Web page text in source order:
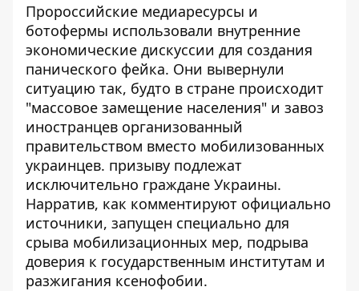
Пророссийские медиаресурсы и
ботофермы использовали внутренние
экономические дискуссии для создания
панического фейка. Они вывернули
ситуацию так, будто в стране происходит
"массовое замещение населения" и завоз
иностранцев организованный
правительством вместо мобилизованных
украинцев. призыву подлежат
исключительно граждане Украины.
Нарратив, как комментируют официально
источники, запущен специально для
срыва мобилизационных мер, подрыва
доверия к государственным институтам и
разжигания ксенофобии.